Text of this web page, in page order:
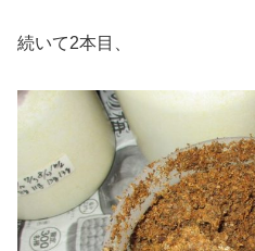
続いて2本目、